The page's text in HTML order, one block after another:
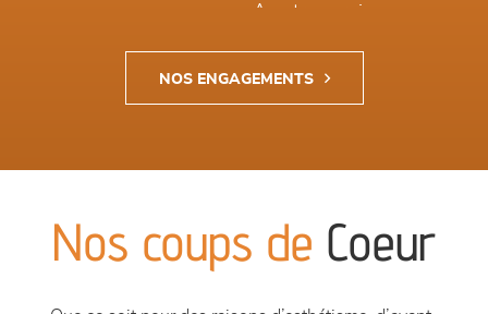
A votre service
NOS ENGAGEMENTS
Nos coups de Coeur